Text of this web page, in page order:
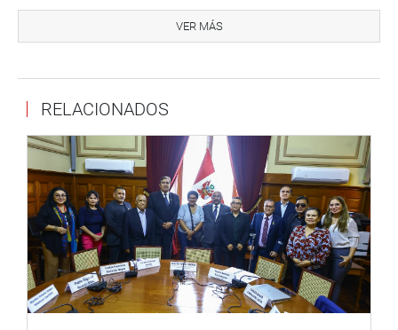
Poder Ejecutivo y sus instancias regionales para que esta
norma sea útil y efectiva y se pueda ahondar sobre el
educativas del nivel secundario con formación técnica
a las capacidades y potencialidades endógenas de cada
jurisdicción, asegurando una oferta articulada con las
demandas del sector productivo y garantizando la
disponibilidad de recursos humanos y materiales
necesarios para el desarrollo de los aprendizajes
correspondientes», expresó.
OFICINA DE COMUNICACIONES
VER MÁS
RELACIONADOS